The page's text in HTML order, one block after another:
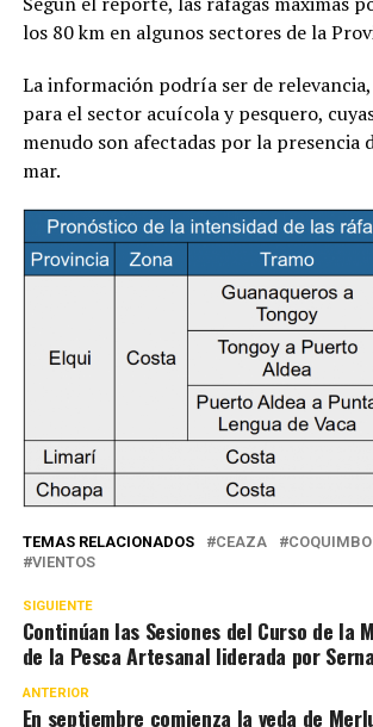
los 80 km en algunos sectores de la
La información podría ser de
para el sector acuícola y pesquero,
menudo son afectadas por la presencia
mar.
TEMAS RELACIONADOS CEAZA COQUIMBO
VIENTOS
SIGUIENTE
Continúan las Sesiones del Curso de la
de la Pesca Artesanal liderada por
ANTERIOR
En septiembre comienza la veda de